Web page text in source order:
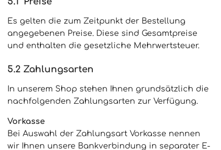
Es gelten die zum Zeitpunkt der Bestellung
angegebenen Preise. Diese sind Gesamtpreise
und enthalten die gesetzliche Mehrwertsteuer.
5.2 Zahlungsarten
In unserem Shop stehen Ihnen grundsätzlich die
nachfolgenden Zahlungsarten zur Verfügung.
Vorkasse
Bei Auswahl der Zahlungsart Vorkasse nennen
wir Ihnen unsere Bankverbindung in separater E-